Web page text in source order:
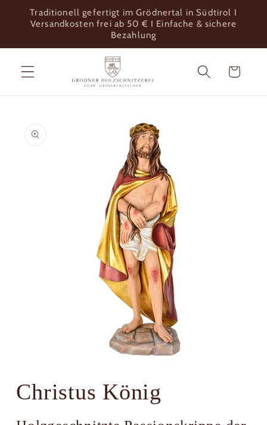
zum
Inhalt
Traditionell gefertigt im Grödnertal in Südtirol I
Versandkosten frei ab 50 € I Einfache & sichere
Bezahlung
Warenkorb
in
Modal
Christus König